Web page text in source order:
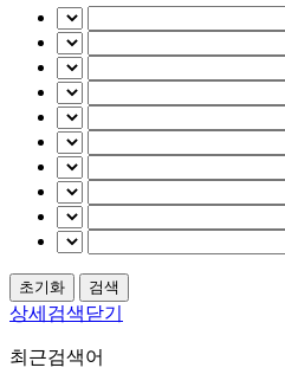
상세검색닫기
최근검색어